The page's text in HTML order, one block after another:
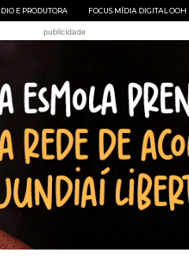
E PRODUTORA FOCUS MÍDIA DIGITAL OOH
publicidade